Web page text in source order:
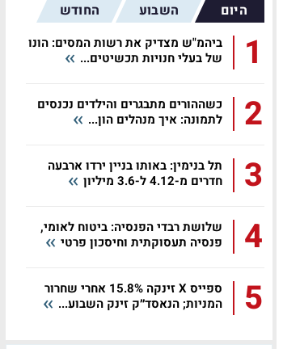
היום השבוע החודש
1
ביהמ"ש מצדיק את רשות המסים: הונו
של בעלי חנויות תכשיטים...
2
כשההורים מתבגרים והילדים נכנסים
לתמונה: איך מנהלים הון...
3
תל בנימין: באותו בניין ירדו ארבעה
חדרים מ-4.12 ל-3.6 מיליון
4
שלושת רבדי הפנסיה: ביטוח לאומי,
פנסיה תעסוקתית וחיסכון פרטי
5
ספייס X זינקה 15.8% אחרי שחרור
המניות; הנאסד״ק זינק השבוע...